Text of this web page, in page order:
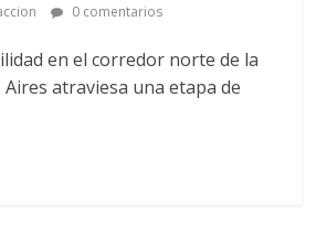
0 comentarios
en el corredor norte de la
atraviesa una etapa de